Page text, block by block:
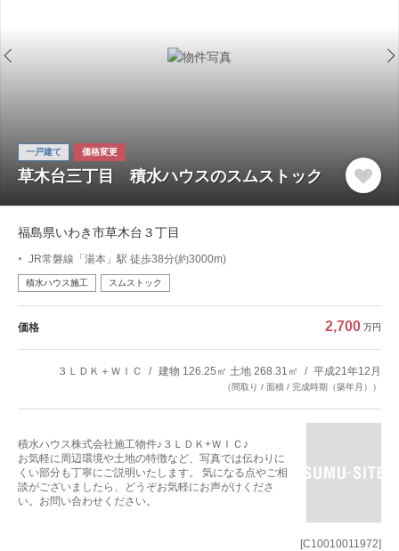
[C10010011972]
一戸建て 価格変更
草木台三丁目 積水ハウスのスムストック
福島県いわき市草木台３丁目
JR常磐線「湯本」駅 徒歩38分(約3000m)
積水ハウス施工 スムストック
価格 2,700 万円
３ＬＤＫ＋ＷＩＣ 建物 126.25㎡ 土地 268.31㎡ 平成21年12月
（間取り / 面積 / 完成時期（築年月））
積水ハウス株式会社施工物件♪３ＬＤＫ+ＷＩＣ♪
お気軽に周辺環境や土地の特徴など、写真では伝わりに
くい部分も丁寧にご説明いたします。 気になる点やご相
談がございましたら、どうぞお気軽にお声がけくださ
い。お問い合わせください。